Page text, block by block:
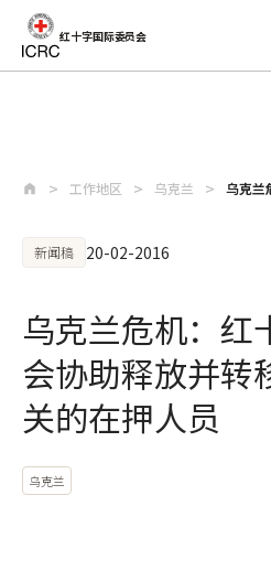
红十字国际委员会
工作地区 乌克兰 乌克兰
新闻稿 20-02-2016
乌克兰危机：红
会协助释放并转
关的在押人员
乌克兰